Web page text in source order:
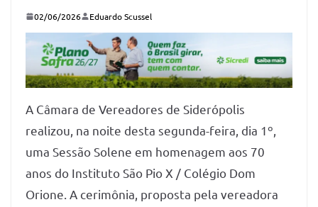
02/06/2026 Eduardo Scussel
A Câmara de Vereadores de Siderópolis
realizou, na noite desta segunda-feira, dia 1º,
uma Sessão Solene em homenagem aos 70
anos do Instituto São Pio X / Colégio Dom
Orione. A cerimônia, proposta pela vereadora